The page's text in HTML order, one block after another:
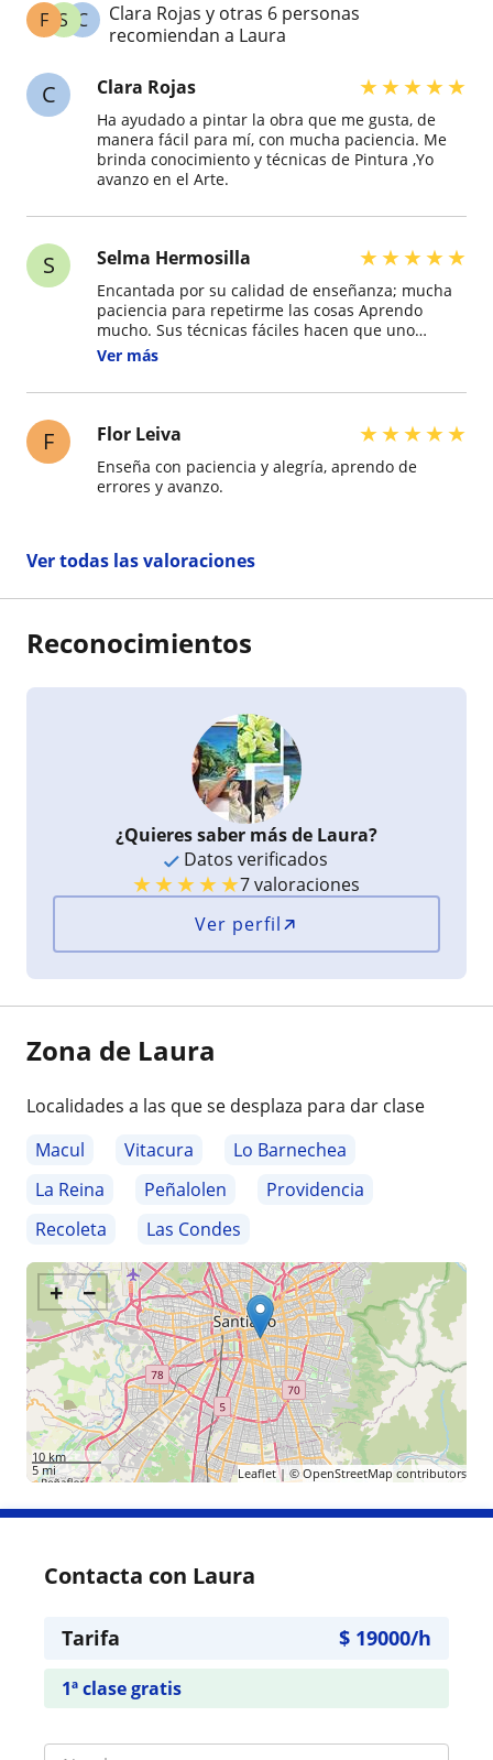
C
S
F
Clara Rojas y otras 6 personas
recomiendan a Laura
C Clara Rojas ★★★★★
Ha ayudado a pintar la obra que me gusta, de
manera fácil para mí, con mucha paciencia. Me
brinda conocimiento y técnicas de Pintura ,Yo
avanzo en el Arte.
S Selma Hermosilla ★★★★★
Encantada por su calidad de enseñanza; mucha
paciencia para repetirme las cosas Aprendo
mucho. Sus técnicas fáciles hacen que uno
avance rápido y esto lo acompaña teoría estilo
Ver más
F Flor Leiva ★★★★★
Enseña con paciencia y alegría, aprendo de
errores y avanzo.
Ver todas las valoraciones
Reconocimientos
¿Quieres saber más de Laura?
Datos verificados
★★★★★7 valoraciones
Ver perfil
Zona de Laura
Localidades a las que se desplaza para dar clase
Macul
Vitacura
Lo Barnechea
La Reina
Peñalolen
Providencia
Recoleta
Las Condes
+ −
10 km
5 mi
Leaflet| ©OpenStreetMap contributors
Contacta con Laura
Tarifa $ 19000/h
1ª clase gratis